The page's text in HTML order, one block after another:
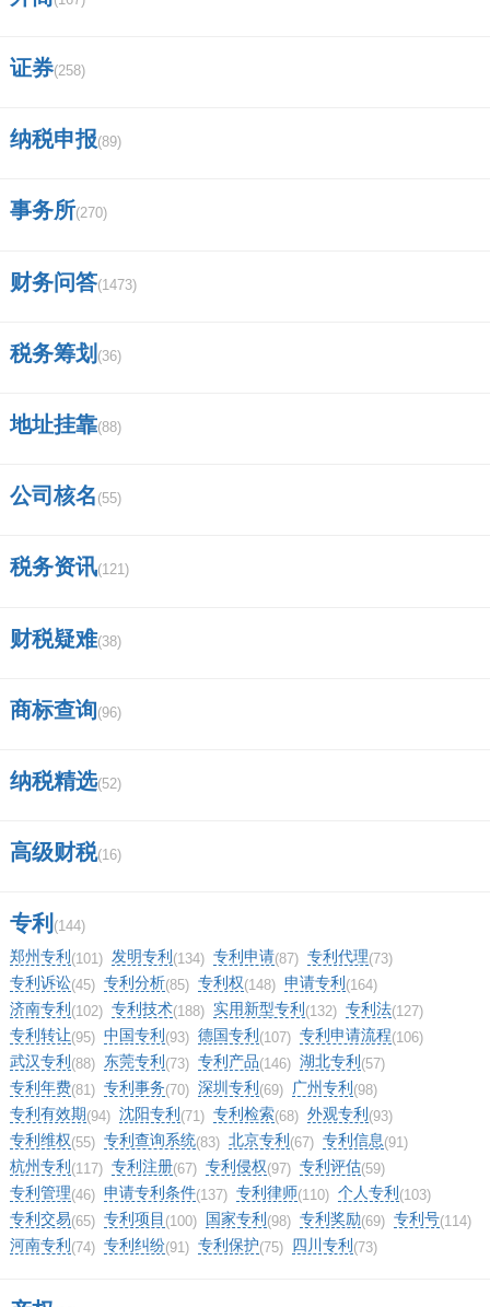
证券(258)
纳税申报(89)
事务所(270)
财务问答(1473)
税务筹划 (36)
地址挂靠(88)
公司核名 (55)
税务资讯(121)
财税疑难(38)
商标查询(96)
纳税精选(52)
高级财税(16)
专利 (144)
郑州专利 (101) 发明专利 (134) 专利申请(87) 专利代理(73)
专利诉讼(45) 专利分析(85) 专利权(148) 申请专利 (164)
济南专利 (102) 专利技术(188) 实用新型专利 (132) 专利法(127)
专利转让(95) 中国专利 (93) 德国专利 (107) 专利申请流程(106)
武汉专利 (88) 东莞专利 (73) 专利产品(146) 湖北专利 (57)
专利年费(81) 专利事务(70) 深圳专利 (69) 广州专利 (98)
专利有效期(94) 沈阳专利 (71) 专利检索(68) 外观专利 (93)
专利维权(55) 专利查询系统(83) 北京专利 (67) 专利信息(91)
杭州专利 (117) 专利注册(67) 专利侵权(97) 专利评估(59)
专利管理(46) 申请专利条件(137) 专利律师(110) 个人专利 (103)
专利交易(65) 专利项目 (100) 国家专利 (98) 专利奖励(69) 专利号(114)
河南专利 (74) 专利纠纷(91) 专利保护(75) 四川专利 (73)